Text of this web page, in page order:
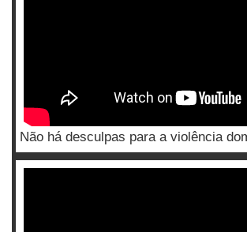
Não há desculpas para a violência